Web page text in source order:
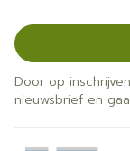
Door op
nieuwsbrief en